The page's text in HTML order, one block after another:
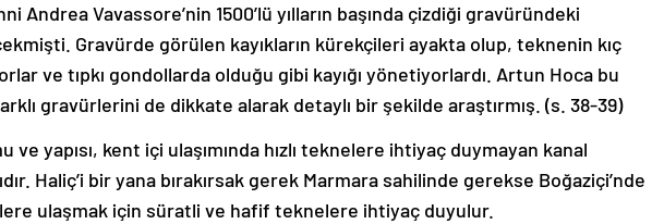
Andrea Vavassore’nin 1500’lü yılların başında çizdiği gravüründeki
Gravürde görülen kayıkların kürekçileri ayakta olup, teknenin kıç
ve tıpkı gondollarda olduğu gibi kayığı yönetiyorlardı. Artun Hoca bu
gravürlerini de dikkate alarak detaylı bir şekilde araştırmış. (s. 38-39)
ve yapısı, kent içi ulaşımında hızlı teknelere ihtiyaç duymayan kanal
Haliç’i bir yana bırakırsak gerek Marmara sahilinde gerekse Boğaziçi’nde
ulaşmak için süratli ve hafif teknelere ihtiyaç duyulur.